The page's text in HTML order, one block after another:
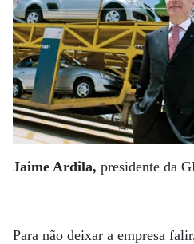
Jaime Ardila, presidente da
Para não deixar a empresa